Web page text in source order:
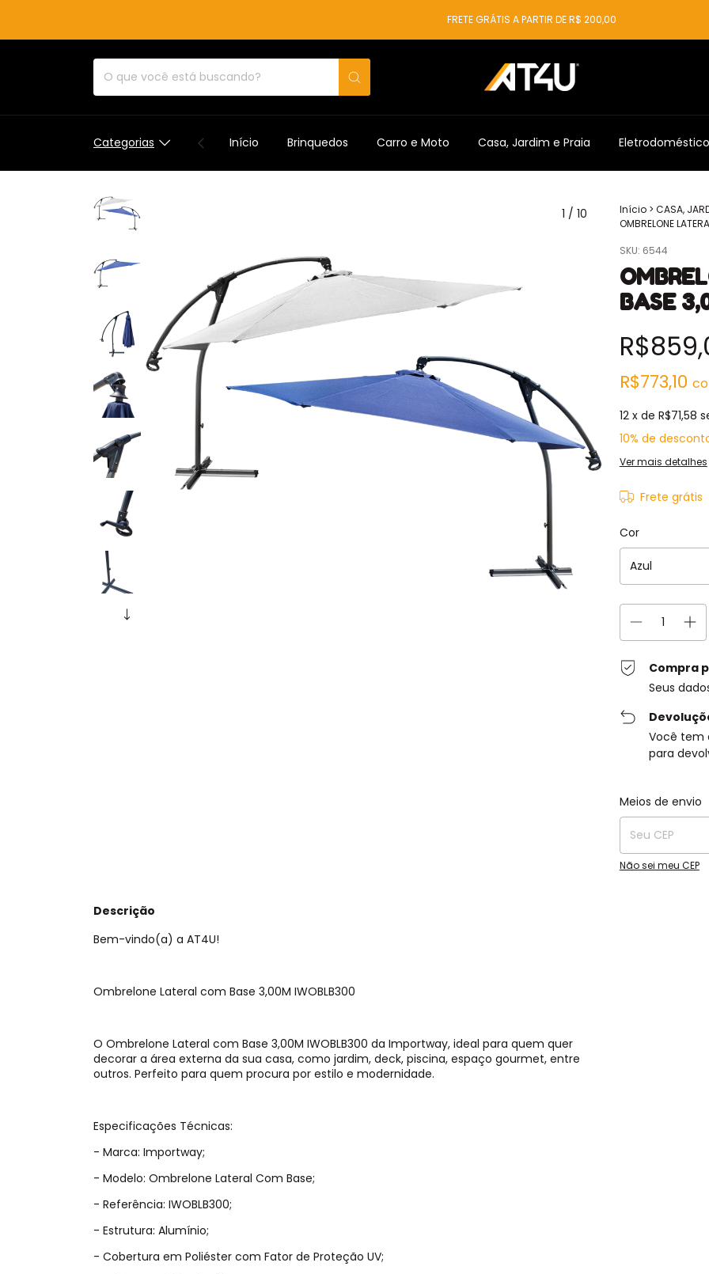
FRETE GRÁTIS A PARTIR DE R$ 200,00
Categorias Início Brinquedos Carro e Moto Casa, Jardim e Praia
1 / 10 Início > CASA,
OMBRELONE
SKU: 6544
BASE
R$773,10
12 x de R$71,58
10% de
Ver mais detalhes
Frete grátis
Cor
Compra
Seus
Você tem
para
Entregas para o
Meios de envio
Não sei meu CEP
Descrição
Bem-vindo(a) a AT4U!
Ombrelone Lateral com Base 3,00M IWOBLB300
O Ombrelone Lateral com Base 3,00M IWOBLB300 da Importway, ideal para quem quer
decorar a área externa da sua casa, como jardim, deck, piscina, espaço gourmet, entre
outros. Perfeito para quem procura por estilo e modernidade.
Especificações Técnicas:
- Marca: Importway;
- Modelo: Ombrelone Lateral Com Base;
- Referência: IWOBLB300;
- Estrutura: Alumínio;
- Cobertura em Poliéster com Fator de Proteção UV;